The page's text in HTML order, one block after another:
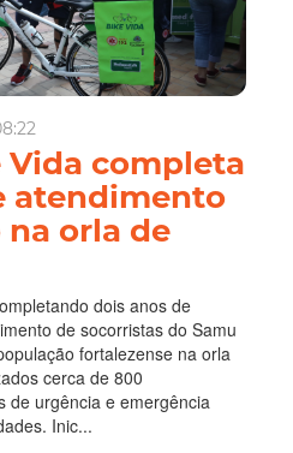
Vida completa
atendimento
orla de
dois anos de
de socorristas do Samu
fortalezense na orla
cerca de 800
de urgência e emergência
Inic...